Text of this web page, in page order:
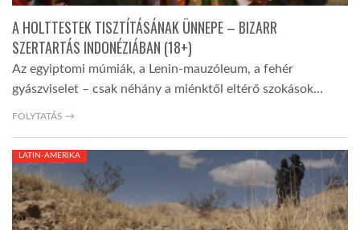
AFRIKA TUDÁSTÁR
LINKTR.EE
GLOBOZSARU
DOBRAVERO.HU
A HOLTTESTEK TISZTÍTÁSÁNAK ÜNNEPE – BIZARR
SZERTARTÁS INDONÉZIÁBAN (18+)
Az egyiptomi múmiák, a Lenin-mauzóleum, a fehér
gyászviselet – csak néhány a miénktől eltérő szokások…
FOLYTATÁS →
LATIN-AMERIKA